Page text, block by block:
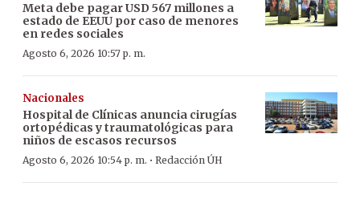
Meta debe pagar USD 567 millones a
estado de EEUU por caso de menores
en redes sociales
Agosto 6, 2026 10:57 p. m.
Nacionales
Hospital de Clínicas anuncia cirugías
ortopédicas y traumatológicas para
niños de escasos recursos
Agosto 6, 2026 10:54 p. m. · Redacción ÚH